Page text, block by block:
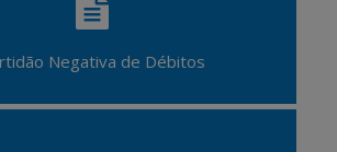
Negativa de Débitos